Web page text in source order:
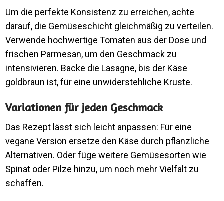
Um die perfekte Konsistenz zu erreichen, achte
darauf, die Gemüseschicht gleichmäßig zu verteilen.
Verwende hochwertige Tomaten aus der Dose und
frischen Parmesan, um den Geschmack zu
intensivieren. Backe die Lasagne, bis der Käse
goldbraun ist, für eine unwiderstehliche Kruste.
Variationen für jeden Geschmack
Das Rezept lässt sich leicht anpassen: Für eine
vegane Version ersetze den Käse durch pflanzliche
Alternativen. Oder füge weitere Gemüsesorten wie
Spinat oder Pilze hinzu, um noch mehr Vielfalt zu
schaffen.